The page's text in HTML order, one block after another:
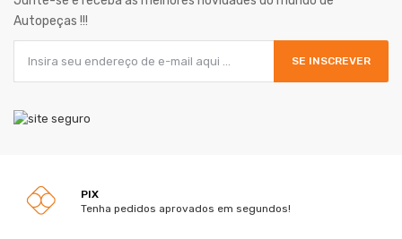
Autopeças !!!
SE INSCREVER
PIX
Tenha pedidos aprovados em segundos!